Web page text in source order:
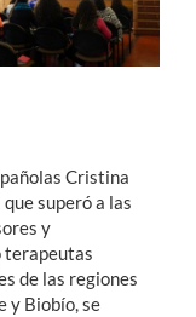
Cristina
superó a las
y
terapeutas
de las regiones
y Biobío, se